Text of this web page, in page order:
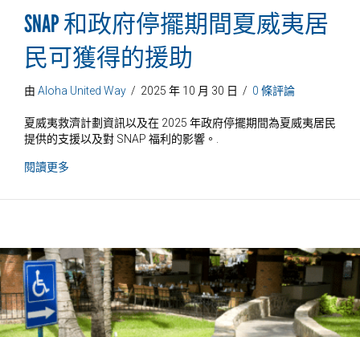
SNAP 和政府停擺期間夏威夷居
民可獲得的援助
由 Aloha United Way / 2025 年 10 月 30 日 / 0 條評論
夏威夷救濟計劃資訊以及在 2025 年政府停擺期間為夏威夷居民
提供的支援以及對 SNAP 福利的影響。.
閱讀更多